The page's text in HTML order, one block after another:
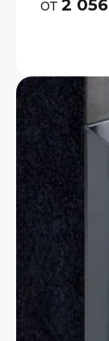
от2 056